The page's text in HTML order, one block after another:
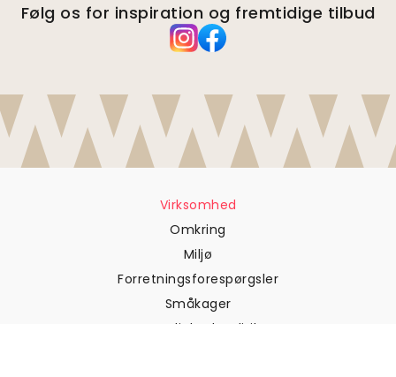
Følg os for inspiration og fremtidige tilbud
Virksomhed
Omkring
Miljø
Forretningsforespørgsler
Småkager
Fortrolighedspolitik